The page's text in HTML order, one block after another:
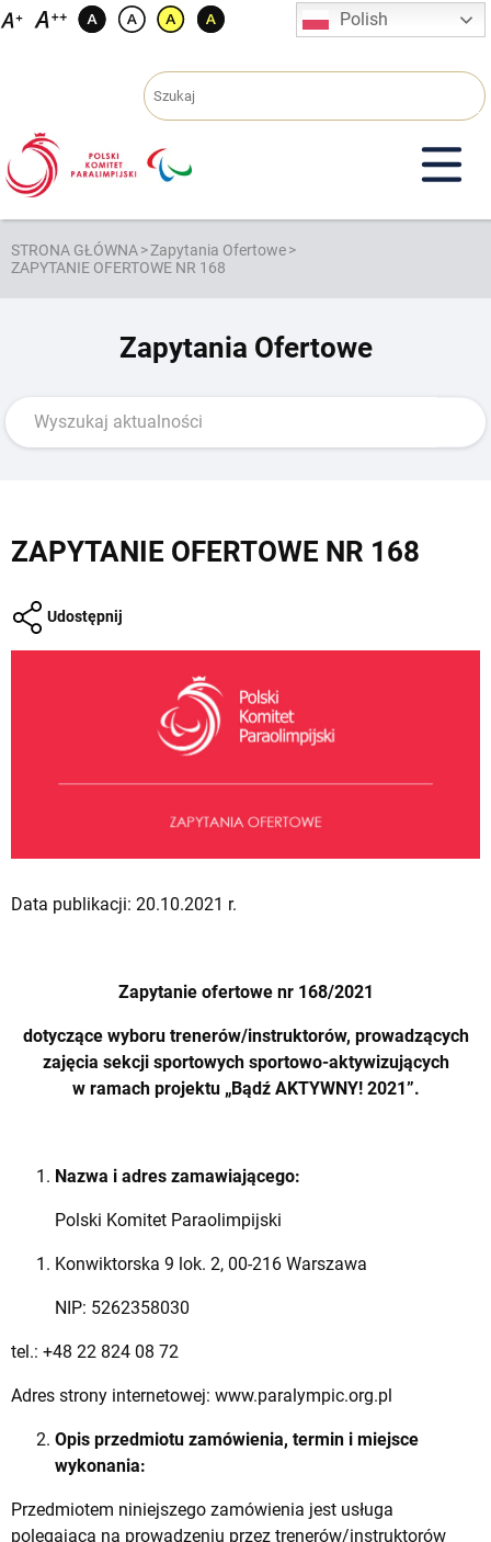
Przejdź
Polish
STRONA GŁÓWNA>Zapytania Ofertowe>
ZAPYTANIE OFERTOWE NR 168
Zapytania Ofertowe
ZAPYTANIE OFERTOWE NR 168
Udostępnij
Data publikacji: 20.10.2021 r.
Zapytanie ofertowe nr 168/2021
dotyczące wyboru trenerów/instruktorów, prowadzących
zajęcia sekcji sportowych sportowo-aktywizujących
w ramach projektu „Bądź AKTYWNY! 2021”.
Nazwa i adres zamawiającego:
Polski Komitet Paraolimpijski
Konwiktorska 9 lok. 2, 00-216 Warszawa
NIP: 5262358030
tel.: +48 22 824 08 72
Adres strony internetowej: www.paralympic.org.pl
Opis przedmiotu zamówienia, termin i miejsce
wykonania:
Przedmiotem niniejszego zamówienia jest usługa
polegająca na prowadzeniu przez trenerów/instruktorów